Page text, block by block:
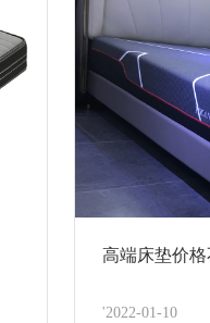
高端床垫价
'2022-01-10